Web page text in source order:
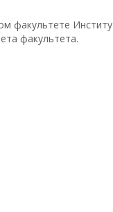
факультете
факультета.